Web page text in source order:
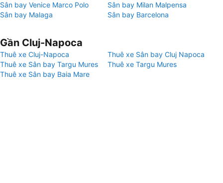
Sân bay Venice Marco Polo
Sân bay Milan Malpensa
Sân bay Malaga
Sân bay Barcelona
Gần Cluj-Napoca
Thuê xe Cluj-Napoca
Thuê xe Sân bay Cluj Napoca
Thuê xe Sân bay Targu Mures
Thuê xe Targu Mures
Thuê xe Sân bay Baia Mare